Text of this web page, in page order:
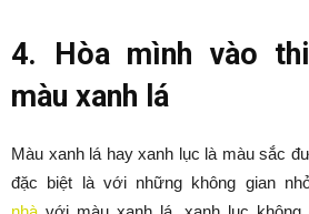
4. Hòa mình vào
màu xanh lá
Màu xanh lá hay xanh lục là màu sắc
đặc biệt là với những không gian